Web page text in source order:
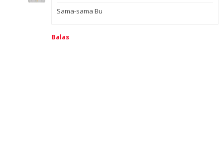
Sama-sama Bu
Balas